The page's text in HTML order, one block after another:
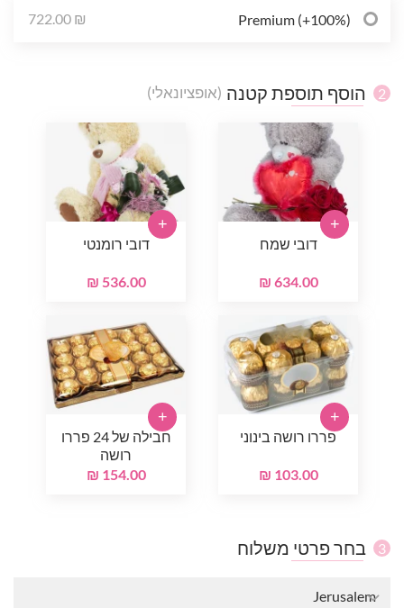
Premium (+100%)
722.00 ₪
2 הוסף תוספת קטנה (אופציונאלי)
דובי שמח
634.00 ₪
+
דובי רומנטי
536.00 ₪
+
פררו רושה בינוני
103.00 ₪
+
חבילה של 24 פררו
רושה
154.00 ₪
+
3 בחר פרטי משלוח
Jerusalem